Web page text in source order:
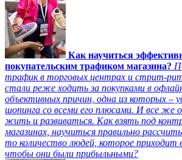
Как научиться
покупательским трафиком магазина?
трафик в торговых центрах и стрит-
стали реже ходить за покупками в
объективных причин, одна из которых –
шопинга со всеми его плюсами. И все же
жить и развиваться. Как взять под
магазинах, научиться правильно
то количество людей, которое приходит
чтобы они были прибыльными?